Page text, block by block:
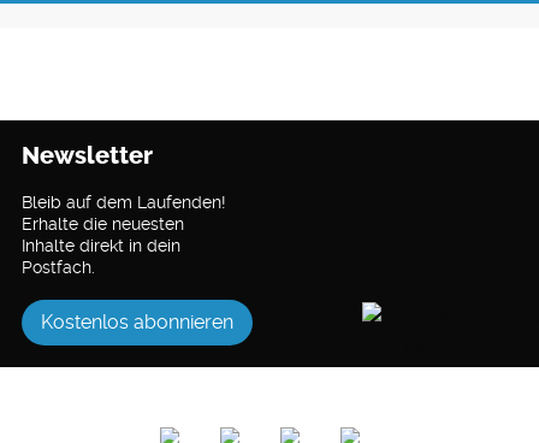
Newsletter
Bleib auf dem Laufenden!
Erhalte die neuesten
Inhalte direkt in dein
Postfach.
Kostenlos abonnieren